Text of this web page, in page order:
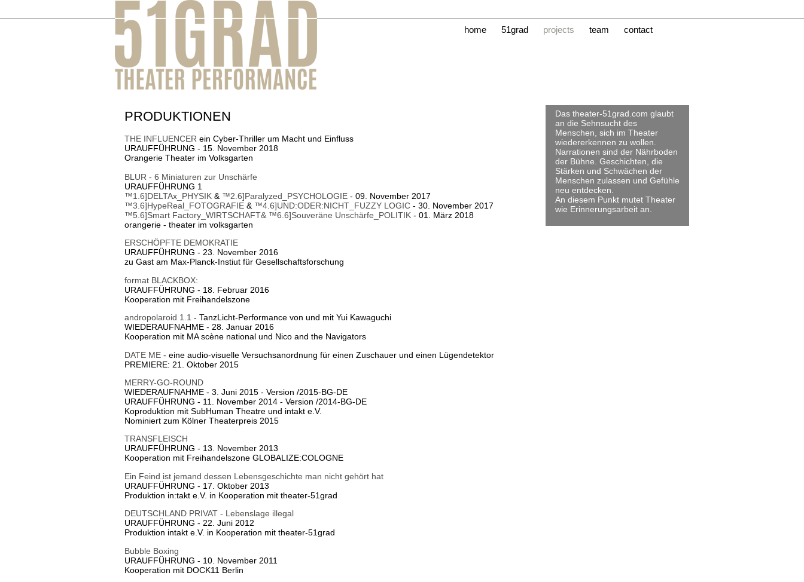
Navigation
überspringen
home 51grad projects team contact
PRODUKTIONEN
THE INFLUENCER ein Cyber-Thriller um Macht und Einfluss
URAUFFÜHRUNG - 15. November 2018
Orangerie Theater im Volksgarten
BLUR - 6 Miniaturen zur Unschärfe
URAUFFÜHRUNG 1
™1.6]DELTAx_PHYSIK & ™2.6]Paralyzed_PSYCHOLOGIE - 09. November 2017
™3.6]HypeReal_FOTOGRAFIE & ™4.6]UND:ODER:NICHT_FUZZY LOGIC - 30. November 2017
™5.6]Smart Factory_WIRTSCHAFT& ™6.6]Souveräne Unschärfe_POLITIK - 01. März 2018
orangerie - theater im volksgarten
ERSCHÖPFTE DEMOKRATIE
URAUFFÜHRUNG - 23. November 2016
zu Gast am Max-Planck-Instiut für Gesellschaftsforschung
format BLACKBOX:
URAUFFÜHRUNG - 18. Februar 2016
Kooperation mit Freihandelszone
andropolaroid 1.1 - TanzLicht-Performance von und mit Yui Kawaguchi
WIEDERAUFNAHME - 28. Januar 2016
Kooperation mit MA scène national und Nico and the Navigators
DATE ME - eine audio-visuelle Versuchsanordnung für einen Zuschauer und einen Lügendetektor
PREMIERE: 21. Oktober 2015
MERRY-GO-ROUND
WIEDERAUFNAHME - 3. Juni 2015 - Version /2015-BG-DE
URAUFFÜHRUNG - 11. November 2014 - Version /2014-BG-DE
Koproduktion mit SubHuman Theatre und intakt e.V.
Nominiert zum Kölner Theaterpreis 2015
TRANSFLEISCH
URAUFFÜHRUNG - 13. November 2013
Kooperation mit Freihandelszone GLOBALIZE:COLOGNE
Ein Feind ist jemand dessen Lebensgeschichte man nicht gehört hat
URAUFFÜHRUNG - 17. Oktober 2013
Produktion in:takt e.V. in Kooperation mit theater-51grad
DEUTSCHLAND PRIVAT - Lebenslage illegal
URAUFFÜHRUNG - 22. Juni 2012
Produktion intakt e.V. in Kooperation mit theater-51grad
Bubble Boxing
URAUFFÜHRUNG - 10. November 2011
Kooperation mit DOCK11 Berlin
Das theater-51grad.com glaubt
an die Sehnsucht des
Menschen, sich im Theater
wiedererkennen zu wollen.
Narrationen sind der Nährboden
der Bühne. Geschichten, die
Stärken und Schwächen der
Menschen zulassen und Gefühle
neu entdecken.
An diesem Punkt mutet Theater
wie Erinnerungsarbeit an.